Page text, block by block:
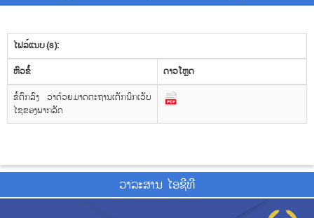
l
n
a
v
i
g
a
t
i
ໄຟລ໌ແນບ (s):
​ຫົວ​ຂໍ້
ດາວ​ໂຫຼດ
ຂໍ້ຕົກລົງ ວ່າດ້ວຍມາດຕະຖານເຕັກນິກເວັບ
ໄຊຂອງພາກລັດ
ວາ​ລະ​ສານ ໄອ​ຊີ​ທີ